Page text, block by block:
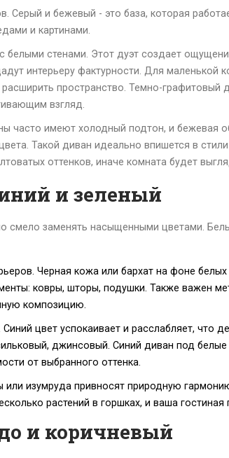
Серый и бежевый - это база, которая
и картинами.
стенами. Этот дуэт создает
интерьеру фактурности. Для маленькой
пространство. Темно-графитовый
взгляд.
часто имеют холодный подтон, и бежевая
Такой диван идеально впишется в
оттенков, иначе комната будет
и зеленый
смело заменять насыщенными цветами.
Черная кожа или бархат на фоне
ковры, шторы, подушки. Также важен
композицию.
цвет успокаивает и расслабляет,
джинсовый. Синий диван под
от выбранного оттенка.
изумруда привносят природную
растений в горшках, и ваша гостиная
и коричневый